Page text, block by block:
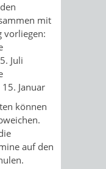
mit
vorliegen:
Juli
Januar
können
auf den